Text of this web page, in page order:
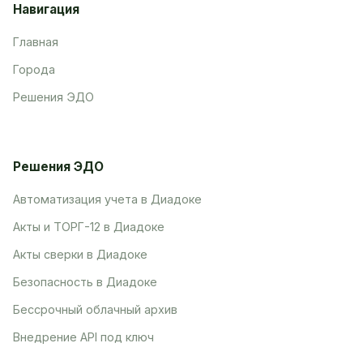
Навигация
Главная
Города
Решения ЭДО
Решения ЭДО
Автоматизация учета в Диадоке
Акты и ТОРГ-12 в Диадоке
Акты сверки в Диадоке
Безопасность в Диадоке
Бессрочный облачный архив
Внедрение API под ключ